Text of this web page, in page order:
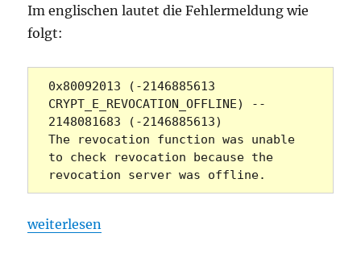
Im englischen lautet die Fehlermeldung wie
folgt:
0x80092013 (-2146885613
CRYPT_E_REVOCATION_OFFLINE) --
2148081683 (-2146885613)
The revocation function was unable
to check revocation because the
revocation server was offline.
„Sperrlisten werden (nur) auf Windows nicht als
weiterlesen